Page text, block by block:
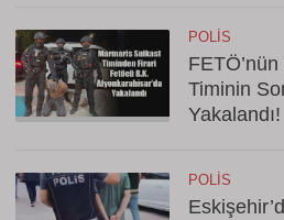
POLIS
Timinin
Yakalandı!
POLIS